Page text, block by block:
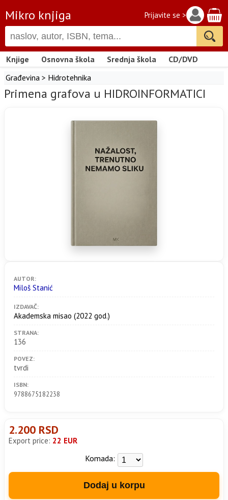
Mikro knjiga Prijavite se >
Knjige Osnovna škola Srednja škola
CD/DVD
Građevina > Hidrotehnika
Primena grafova u HIDROINFORMATICI
AUTOR:
Miloš Stanić
IZDAVAČ:
Akademska misao (2022 god.)
STRANA:
136
POVEZ:
tvrdi
ISBN:
9788675182238
2.200 RSD
Export price: 22 EUR
Komada:
Dodaj u korpu